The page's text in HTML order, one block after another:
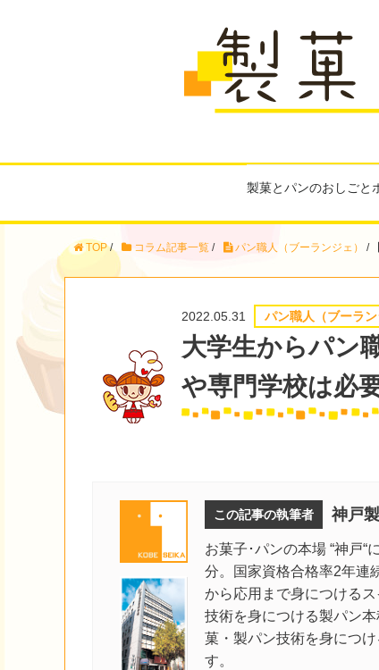
製菓とパンのおしごと
TOP / コラム記事一覧 / パン職人（ブーランジェ） /
2022.05.31 パン職人（ブーラン
大学生からパン
や専門学校は必
この記事の執筆者 神戸
お菓子･パンの本場 “神戸
分。国家資格合格率2年連
から応用まで身につける
技術を身につける製パン
菓・製パン技術を身につ
す。